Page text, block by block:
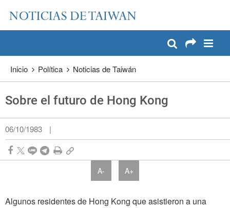
Pase a contenido principal
Inicio Política Noticias de Taiwán
Sobre el futuro de Hong Kong
06/10/1983 |
A- A+
Algunos residentes de Hong Kong que asistieron a una